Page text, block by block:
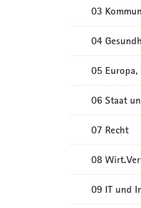
03
04
05 Europa,
06 Staat
07 Recht
08
09 IT und